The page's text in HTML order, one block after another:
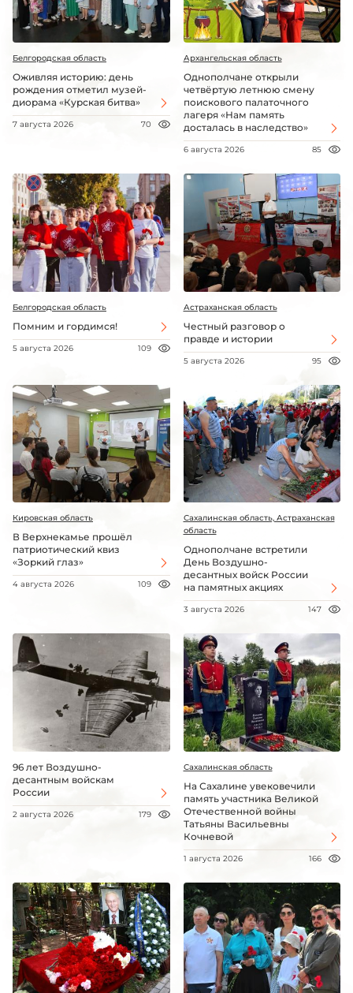
Белгородская область
Оживляя историю: день
рождения отметил музей-
диорама «Курская битва»
7 августа 2026 70
Архангельская область
Однополчане открыли
четвёртую летнюю смену
поискового палаточного
лагеря «Нам память
досталась в наследство»
6 августа 2026 85
Белгородская область
Помним и гордимся!
5 августа 2026 109
Астраханская область
Честный разговор о
правде и истории
5 августа 2026 95
Кировская область
В Верхнекамье прошёл
патриотический квиз
«Зоркий глаз»
4 августа 2026 109
Сахалинская область, Астраханская
область
Однополчане встретили
День Воздушно-
десантных войск России
на памятных акциях
3 августа 2026 147
96 лет Воздушно-
десантным войскам
России
2 августа 2026 179
Сахалинская область
На Сахалине увековечили
память участника Великой
Отечественной войны
Татьяны Васильевны
Кочневой
1 августа 2026 166